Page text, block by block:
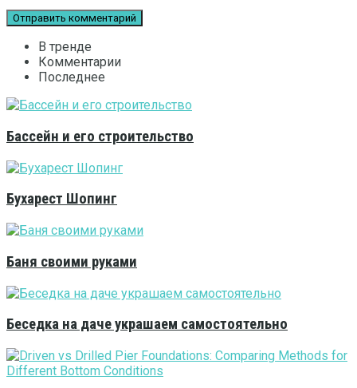
В тренде
Комментарии
Последнее
Бассейн и его строительство
Бухарест Шопинг
Баня своими руками
Беседка на даче украшаем самостоятельно